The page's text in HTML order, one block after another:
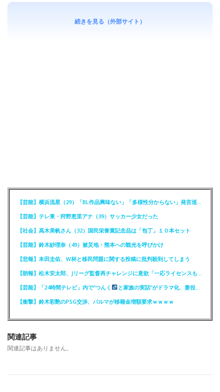
続きを見る（外部サイト）
【芸能】横浜流星（29）「BL作品興味ない」「多様性分からない」発言巡りFCが注意喚起
【芸能】テレ東・狩野恵里アナ（39）サッカー少女だった
【社会】高木美帆さん（32）国民栄誉賞記念品は「包丁」１０本セット
【芸能】鈴木紗理奈（49）被災地・熊本への観光を呼びかけ
【悲報】本田圭佑、W杯と移民問題に関する投稿に批判殺到してしまう
【朗報】松木安太郎、Jリーグ監督再チャレンジに意欲「一応ライセンスも持っているので」
【芸能】「24時間テレビ」内で”つんく
と家族の実話”がドラマ化、妻役は北川景子
【衝撃】鈴木彩艶のPSG交渉、パルマが移籍金増額要求ｗｗｗｗ
関連記事
関連記事はありません。